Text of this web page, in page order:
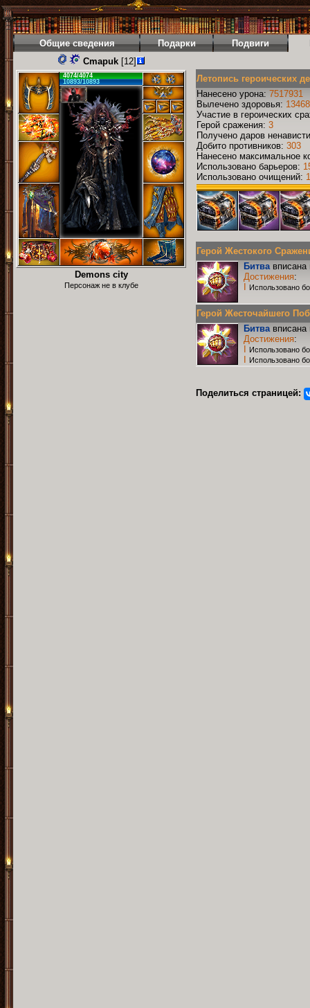
Общие сведения Подарки Подвиги
Cmapuk[12]
4074/4074
10893/10893
Demons city
Персонаж не в клубе
Летопись героических
Нанесено урона: 7517931
Вылечено здоровья:
Участие в героических
Герой сражения: 3
Получено даров
Добито противников: 303
Нанесено максимальное
Использовано барьеров:
Использовано очищений:
Герой Жестокого
Битвавписана
Достижения:
Использовано
Герой Жесточайшего
Битвавписана
Достижения:
Использовано
Использовано
Поделиться страницей: